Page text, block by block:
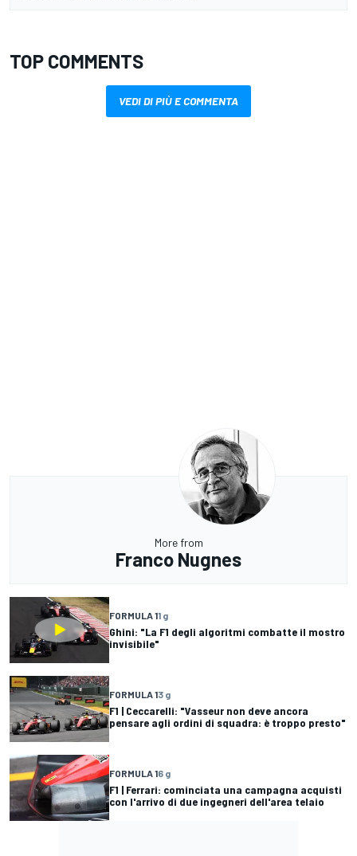
TOP COMMENTS
VEDI DI PIÙ E COMMENTA
More from
Franco Nugnes
FORMULA 11 g
Ghini: "La F1 degli algoritmi combatte il mostro
invisibile"
FORMULA 13 g
F1 | Ceccarelli: "Vasseur non deve ancora
pensare agli ordini di squadra: è troppo presto"
FORMULA 16 g
F1 | Ferrari: cominciata una campagna acquisti
con l'arrivo di due ingegneri dell'area telaio